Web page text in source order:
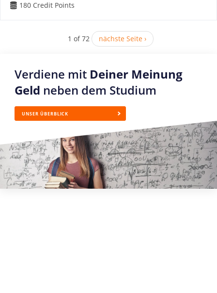
180 Credit Points
1 of 72 nächste Seite ›
Verdiene mit Deiner Meinung
Geld neben dem Studium
UNSER ÜBERBLICK